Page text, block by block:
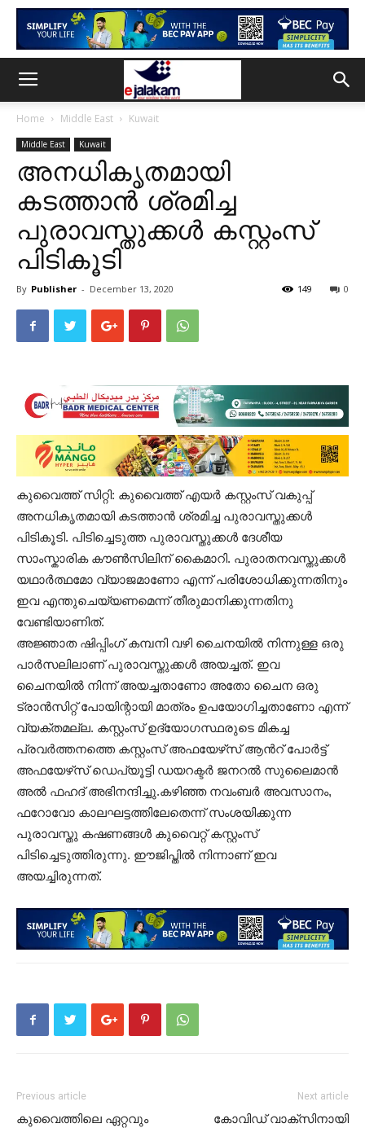
Home Middle East Kuwait
Middle East Kuwait
അനധികൃതമായി
കടത്താൻ ശ്രമിച്ച
പുരാവസ്തുക്കൾ കസ്റ്റംസ്
പിടികൂടി
By Publisher - December 13, 2020 0
149
കുവൈത്ത് സിറ്റി: കുവൈത്ത് എയർ കസ്റ്റംസ് വകുപ്പ്
അനധികൃതമായി കടത്താൻ ശ്രമിച്ച പുരാവസ്തുക്കൾ
പിടികൂടി. പിടിച്ചെടുത്ത പുരാവസ്തുക്കൾ ദേശീയ
സാംസ്കാരിക കൗൺസിലിന് കൈമാറി. പുരാതനവസ്തുക്കൾ
യഥാർത്ഥമോ വ്യാജമാണോ എന്ന് പരിശോധിക്കുന്നതിനും
ഇവ എന്തുചെയ്യണമെന്ന് തീരുമാനിക്കുന്നതിനു
വേണ്ടിയാണിത്.
അജ്ഞാത ഷിപ്പിംഗ് കമ്പനി വഴി ചൈനയിൽ നിന്നുള്ള ഒരു
പാർസലിലാണ് പുരാവസ്തുക്കൾ അയച്ചത്. ഇവ
ചൈനയിൽ നിന്ന് അയച്ചതാണോ അതോ ചൈന ഒരു
ട്രാൻസിറ്റ് പോയിന്റായി മാത്രം ഉപയോഗിച്ചതാണോ എന്ന്
വ്യക്തമല്ല. കസ്റ്റംസ് ഉദ്യോഗസ്ഥരുടെ മികച്ച
പ്രവർത്തനത്തെ കസ്റ്റംസ് അഫയേഴ്‌സ് ആൻറ് പോർട്ട്
അഫയേഴ്‌സ് ഡെപ്യൂട്ടി ഡയറക്ടർ ജനറൽ സുലൈമാൻ
അൽ ഫഹദ് അഭിനന്ദിച്ചു.കഴിഞ്ഞ നവംബർ അവസാനം,
ഫറോവോ കാലഘട്ടത്തിലേതെന്ന് സംശയിക്കുന്ന
പുരാവസ്തു കഷണങ്ങൾ കുവൈറ്റ് കസ്റ്റംസ്
പിടിച്ചെടുത്തിരുന്നു. ഈജിപ്തിൽ നിന്നാണ് ഇവ
അയച്ചിരുന്നത്.
Previous article
കുവൈത്തിലെ ഏറ്റവും
Next article
കോവിഡ് വാക്സിനായി